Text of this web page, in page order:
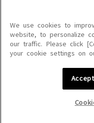
このサイトに掲載されている一切
を問わず、著作権法の定める範囲
を禁じます。
楽曲及びコンテンツは、機種によ
楽曲及びコンテンツの配信日、配信
We use cookies to
website, to personalize
our traffic. Please click
your cookie settings on